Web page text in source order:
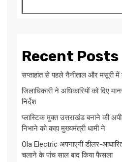
Recent Posts
सप्ताहांत से पहले नैनीताल और मसूरी में
जिलाधिकारी ने अधिकारियों को दिए
निर्देश
प्लास्टिक मुक्त उत्तराखंड बनाने की
निभाने को कहा मुख्यमंत्री धामी ने
Ola Electric अपनाएगी डीलर-
चलाने के पांच साल बाद किया फैसला